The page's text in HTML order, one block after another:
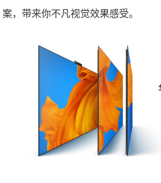
案，带来你不凡视觉效果感受。